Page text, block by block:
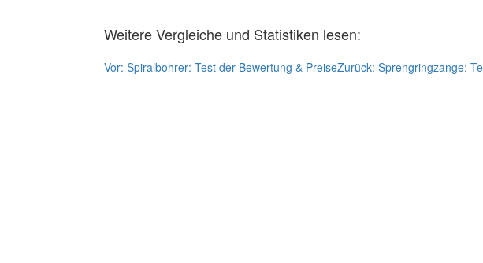
Weitere Vergleiche und Statistiken lesen:
Vor: Spiralbohrer: Test der Bewertung & PreiseZurück: Sprengringzange: